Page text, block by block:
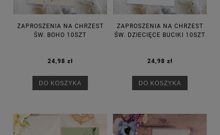
ZAPROSZENIA NA CHRZEST
ŚW. BOHO 10SZT
24,98 zł
DO KOSZYKA
ZAPROSZENIA NA CHRZEST
ŚW. DZIECIĘCE BUCIKI 10SZT
24,98 zł
DO KOSZYKA